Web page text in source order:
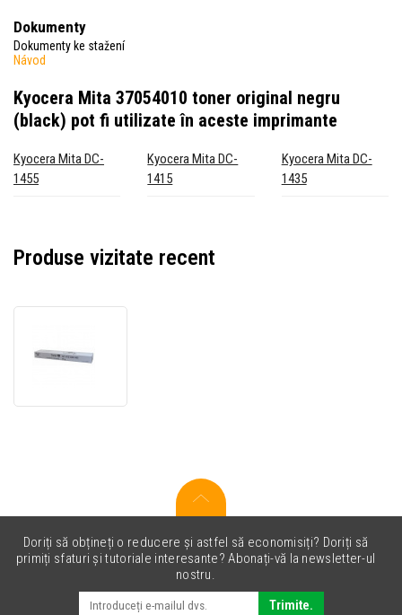
Dokumenty
Dokumenty ke stažení
Návod
Kyocera Mita 37054010 toner original negru
(black) pot fi utilizate în aceste imprimante
Kyocera Mita DC-
1455
Kyocera Mita DC-
1415
Kyocera Mita DC-
1435
Produse vizitate recent
original
Doriți să obțineți o reducere și astfel să economisiți? Doriți să
primiți sfaturi și tutoriale interesante? Abonați-vă la newsletter-ul
nostru.
Trimite.